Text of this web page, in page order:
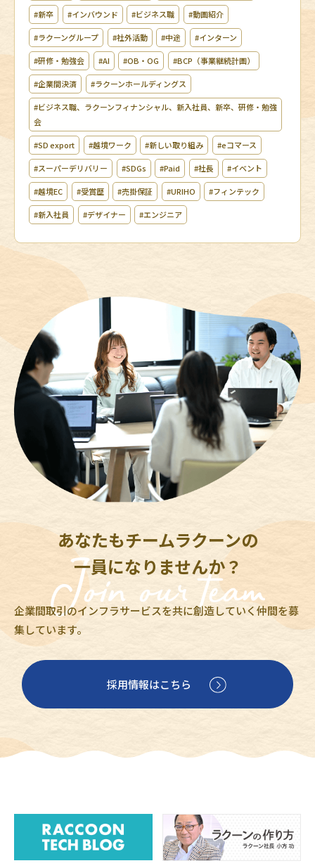
#新卒 #インバウンド #ビジネス職 #動画紹介
#ラクーングループ #社外活動 #中途 #インターン
#研修・勉強会 #AI #OB・OG #BCP（事業継続計画）
#企業間決済 #ラクーンホールディングス
#ビジネス職、ラクーンフィナンシャル、新入社員、新卒、研修・勉強
会
#SD export #越境ワーク #新しい取り組み #eコマース
#スーパーデリバリー #SDGs #Paid #社長 #イベント
#越境EC #受賞歴 #売掛保証 #URIHO #フィンテック
#新入社員 #デザイナー #エンジニア
あなたもチームラクーンの
一員になりませんか？
企業間取引のインフラサービスを共に創造していく仲間を募
集しています。
採用情報はこちら